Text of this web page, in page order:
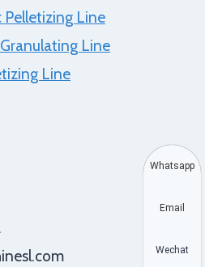
Pelletizing Line
Line
Line
Whatsapp
Email
Wechat